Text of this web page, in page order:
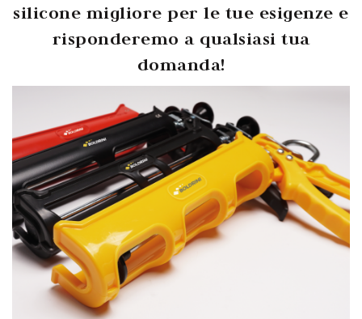
silicone migliore per le tue esigenze e
risponderemo a qualsiasi tua
domanda!